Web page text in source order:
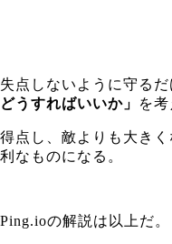
失点しないように守るだ
どうすればいいか」
を考
得点し、敵よりも大き
利なものになる。
Ping.ioの解説は以上だ。